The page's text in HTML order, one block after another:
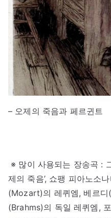
– 오제의 죽음과 페르귄트
※ 많이 사용되는 장송곡 :
제의 죽음’, 쇼팽 피아노소
(Mozart)의 레퀴엠, 베르
(Brahms)의 독일 레퀴엠,